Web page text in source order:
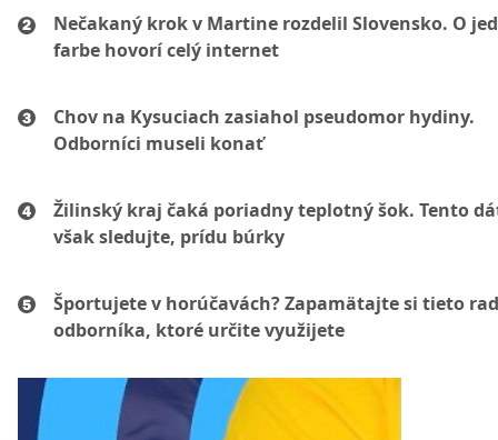
Nečakaný krok v Martine rozdelil Slovensko. O
farbe hovorí celý internet
Chov na Kysuciach zasiahol pseudomor hydiny.
Odborníci museli konať
Žilinský kraj čaká poriadny teplotný šok. Tento
však sledujte, prídu búrky
Športujete v horúčavách? Zapamätajte si tieto
odborníka, ktoré určite využijete